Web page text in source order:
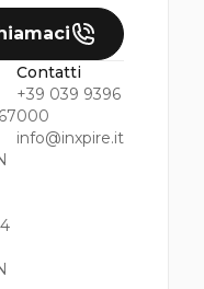
Contatti
+39 039 9396
000
info@inxpire.it